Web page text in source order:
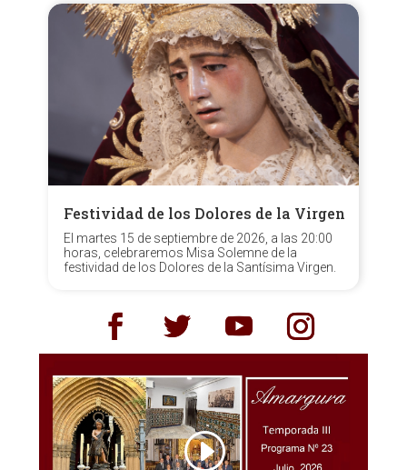
Festividad de los Dolores de la Virgen
El martes 15 de septiembre de 2026, a las 20:00
horas, celebraremos Misa Solemne de la
festividad de los Dolores de la Santísima Virgen.